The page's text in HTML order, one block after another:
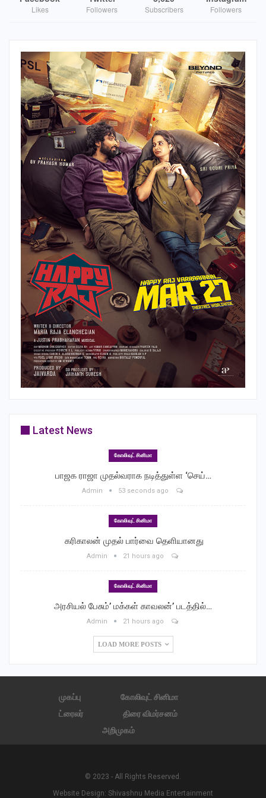
படத்தொகுப்பு செய்திருக்கும் கதிரேஷ் அழகேசன்
கலைஇயக்குநர் சண்முகராஜா,சண்டைப்பயிற்சி இயக்குநர்
நைஃப் நரேன்,நடனஇயக்குநர் சதீஷ் ஆகியோர் நாயகன்
அஜய்கார்த்திக்குக்கு பக்கபலமாக இருக்கின்றனர்.
இயக்குநர் கணேஷ் கே.பாபு கதை எழுதியுள்ளார்.ஒரு சின்னப்
புள்ளியை வைத்து பெரிய கோலம் போடும் கலை அவருக்குக்
கைவந்திருக்கிறது.
அறிமுக இயக்குநர் கல்யாண் கே.ஜெகன்இயக்கியிருக்கிறார்.
திகில் படத்தை திகில் படமாகவே கொடுத்து
திகிலூட்டியிருக்கிறார்.
Likes Followers Subscribers Followers
Latest News
கோலிவுட் சினிமா
பாஜக ராஜா முதல்வராக நடித்துள்ள ‘செய்…
Admin 53 seconds ago
கோலிவுட் சினிமா
‎ கரிகாலன் முதல் பார்வை தெளியானது
Admin 21 hours ago
கோலிவுட் சினிமா
அரசியல் பேசும்’ மக்கள் காவலன்’ படத்தில்…
Admin 21 hours ago
LOAD MORE POSTS
முகப்பு
கோலிவுட் சினிமா
ட்ரைலர்
திரை விமர்சனம்
அறிமுகம்
© 2023 - All Rights Reserved.
Website Design: Shivashnu Media Entertainment